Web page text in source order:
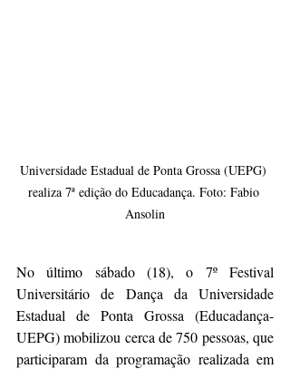
Universidade Estadual de Ponta Grossa (UEPG)
realiza 7ª edição do Educadança. Foto: Fabio
Ansolin
No último sábado (18), o 7º Festival
Universitário de Dança da Universidade
Estadual de Ponta Grossa (Educadança-
UEPG) mobilizou cerca de 750 pessoas, que
participaram da programação realizada em